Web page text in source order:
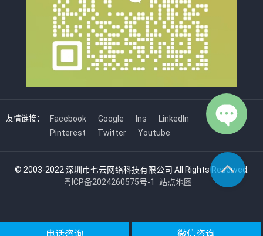
友情链接： Facebook Google Ins
LinkedIn
Pinterest
Twitter Youtube
© 2003-2022 深圳市七云网络科技有限公司 All Rights Reserved.
粤ICP备2024260575号-1
站点地图